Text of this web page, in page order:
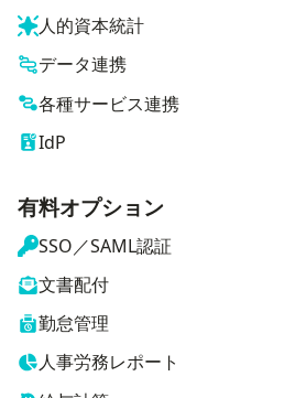
人的資本統計
データ連携
各種サービス連携
IdP
有料オプション
SSO／SAML認証
文書配付
勤怠管理
人事労務レポート